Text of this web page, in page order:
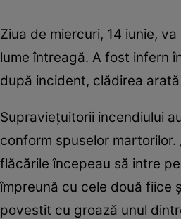
Ziua de miercuri, 14 iunie,
lume întreagă. A fost infern
după incident, clădirea
Supraviețuitorii incendiului
conform spuselor
flăcările începeau să intre
împreună cu cele două fiice
povestit cu groază unul